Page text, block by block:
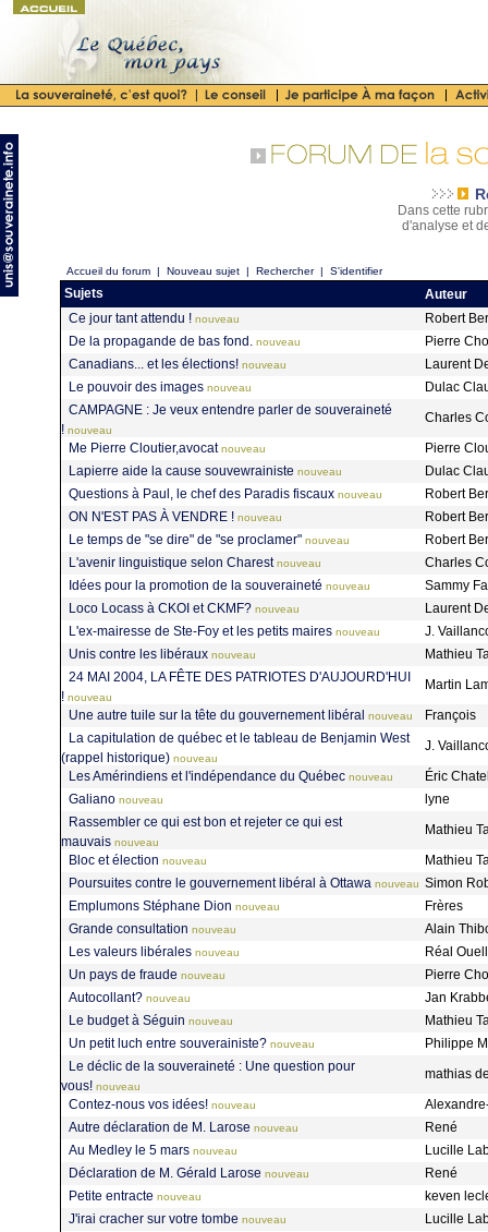
Dans cette
d'analyse et
Accueil du forum | Nouveau sujet | Rechercher| S'identifier
Sujets
Auteur
Ce jour tant attendu ! nouveau
Robert
De la propagande de bas fond.
nouveau
Pierre
Canadians... et les élections! nouveau
Laurent
Le pouvoir des images nouveau
Dulac
CAMPAGNE : Je veux entendre parler de souveraineté
! nouveau
Charles
Me Pierre Cloutier,avocat nouveau
Pierre
Lapierre aide la cause souvewrainiste nouveau
Dulac
Questions à Paul, le chef des Paradis fiscaux nouveau
Robert
ON N'EST PAS À VENDRE ! nouveau
Robert
Le temps de "se dire" de "se proclamer" nouveau
Robert
L'avenir linguistique selon Charest nouveau
Charles
Idées pour la promotion de la souveraineté nouveau
Sammy
Loco Locass à CKOI et CKMF? nouveau
Laurent
L'ex-mairesse de Ste-Foy et les petits maires nouveau
J.
Unis contre les libéraux nouveau
Mathieu
24 MAI 2004, LA FÊTE DES PATRIOTES D'AUJOURD'HUI
! nouveau
Martin
Une autre tuile sur la tête du gouvernement libéral nouveau
François
La capitulation de québec et le tableau de Benjamin West
(rappel historique) nouveau
J.
Les Amérindiens et l'indépendance du Québec nouveau
Éric
Galiano nouveau
lyne
Rassembler ce qui est bon et rejeter ce qui est
mauvais nouveau
Mathieu
Bloc et élection nouveau
Mathieu
Poursuites contre le gouvernement libéral à Ottawa nouveau Simon
Emplumons Stéphane Dion nouveau
Frères
Grande consultation nouveau
Alain
Les valeurs libérales nouveau
Réal
Un pays de fraude nouveau
Pierre
Autocollant? nouveau
Jan
Le budget à Séguin nouveau
Mathieu
Un petit luch entre souverainiste? nouveau
Philippe
Le déclic de la souveraineté : Une question pour
vous! nouveau
mathias
Contez-nous vos idées! nouveau
Autre déclaration de M. Larose nouveau
René
Au Medley le 5 mars nouveau
Lucille
Déclaration de M. Gérald Larose nouveau
René
Petite entracte nouveau
keven
J'irai cracher sur votre tombe nouveau
Lucille